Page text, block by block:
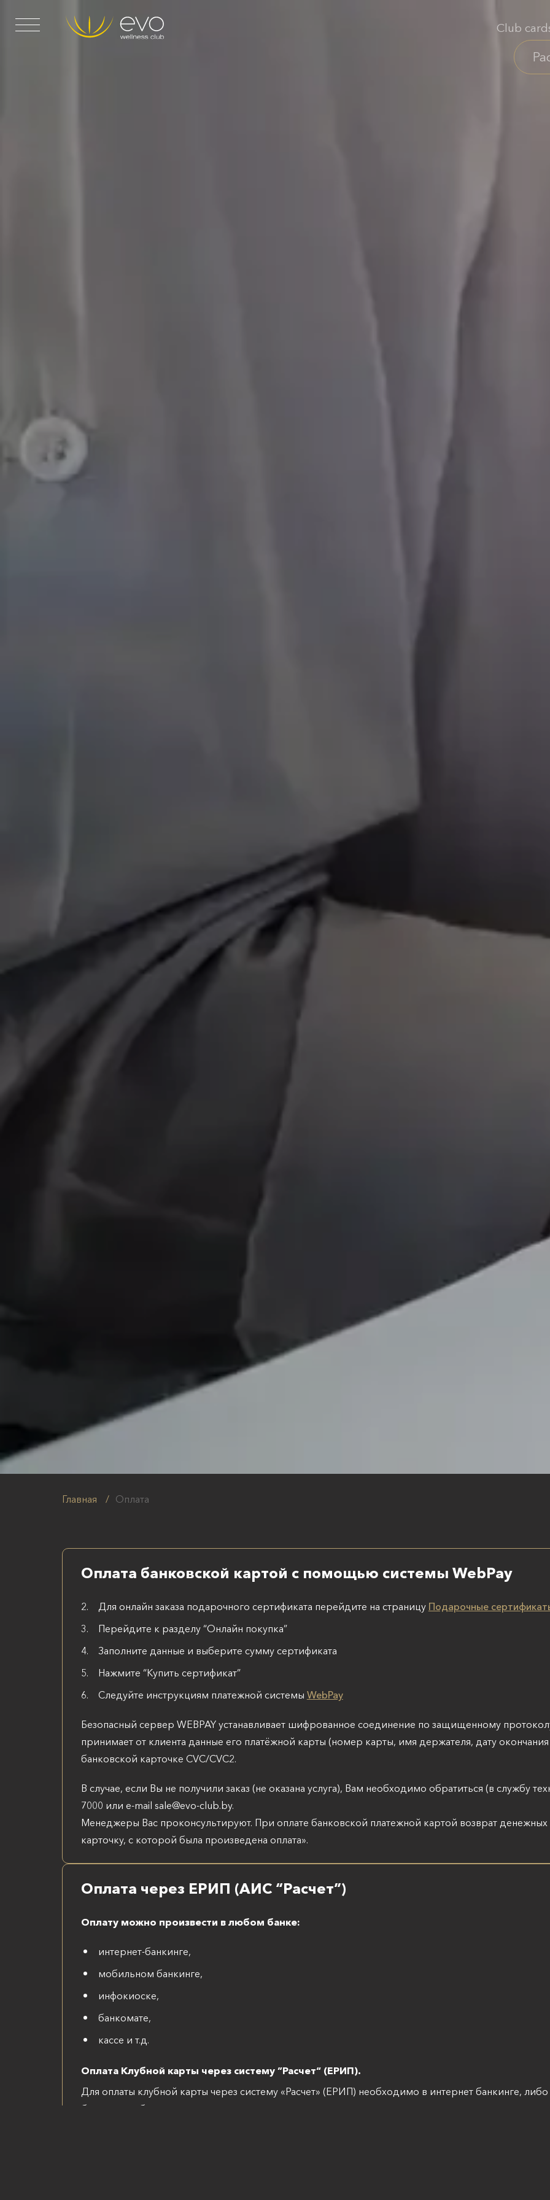
Club
Главная / Оплата
Оплата банковской картой с помощью системы WebPay
Для онлайн заказа подарочного сертификата перейдите на страницу Подарочные
Перейдите к разделу “Онлайн покупка”
Заполните данные и выберите сумму сертификата
Нажмите “Купить сертификат”
Следуйте инструкциям платежной системы WebPay
Безопасный сервер WEBPAY устанавливает шифрованное соединение по защищенному
принимает от клиента данные его платёжной карты (номер карты, имя держателя, дату
банковской карточке CVC/CVC2.
В случае, если Вы не получили заказ (не оказана услуга), Вам необходимо обратиться (в службу
7000 или e-mail sale@evo-club.by.
Менеджеры Вас проконсультируют. При оплате банковской платежной картой возврат денежных
карточку, с которой была произведена оплата».
Оплата через ЕРИП (АИС “Расчет”)
Оплату можно произвести в любом банке:
интернет-банкинге,
мобильном банкинге,
инфокиоске,
банкомате,
кассе и т.д.
Оплата Клубной карты через систему ”Расчет“ (ЕРИП).
Для оплаты клубной карты через систему «Расчет» (ЕРИП) необходимо в интернет банкинге,
банкинге выбрать: